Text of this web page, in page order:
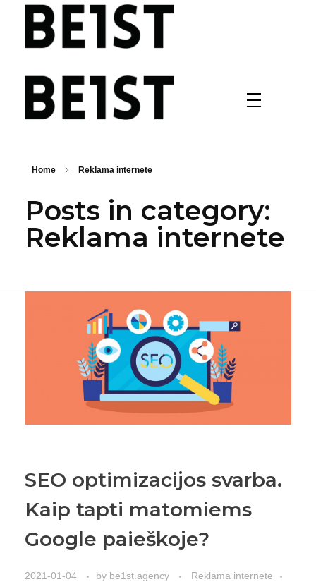
Home Reklama internete
Posts in category:
Reklama internete
SEO optimizacijos svarba.
Kaip tapti matomiems
Google paieškoje?
2021-01-04 by be1st.agency
Reklama internete